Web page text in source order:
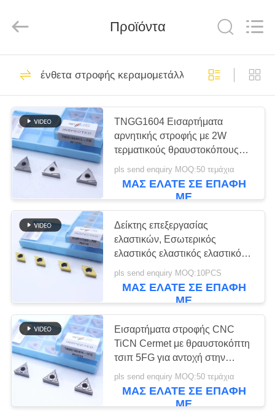
ΣΠΊΤΙ
ΠΡΟΪΌΝΤΑ
ΒΊΝΤΕΟ
ΣΧΕΤΙΚΆ
ΜΕ
ΕΜΆΣ
ΕΠΙΣΚΕΨΉ
ΕΡΓΟΣΤΑΣΊΟΥ
ΚΑΤΑΛΌΓΟΙ
ΕΠΙΚΟΙΝΩΝΉΣΤΕ
ΜΑΖΊ
Materials
Co.,ltd.
ένθετα στροφής
κεραμομετάλλων
272
Ένθετα στροφής
καρβιδίου
166
CNC ένθετα άλεσης
Προϊόντα
ένθετα στροφής κεραμομετάλλων
TNGG1604 Εισαρτήματα
αρνητικής στροφής με 2W
τερματικούς θραυστοκόπους
και βαθμό MC1020/PV1120
pls send enquiry MOQ:50 τεμάχια
ΜΑΣ ΕΛΆΤΕ ΣΕ ΕΠΑΦΉ
ΜΕ
Δείκτης επεξεργασίας
ελαστικών, Εσωτερικός
ελαστικός ελαστικός ελαστικός
ελαστικός ελαστικός ελαστικός
DCMT11T302, Χρυσό χρώμα
pls send enquiry MOQ:10PCS
ΜΑΣ ΕΛΆΤΕ ΣΕ ΕΠΑΦΉ
ΜΕ
Εισαρτήματα στροφής CNC
TiCN Cermet με θραυστοκόπτη
τσιπ 5FG για αντοχή στην
φθορά στη μηχανική
pls send enquiry MOQ:50 τεμάχια
ΜΑΣ ΕΛΆΤΕ ΣΕ ΕΠΑΦΉ
ΜΕ